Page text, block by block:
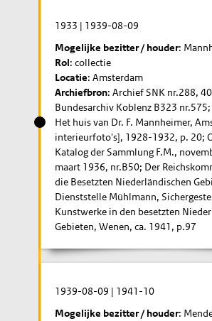
1933 | 1939-08-09
Mogelijke bezitter / houder:
Rol: collectie
Locatie: Amsterdam
Archiefbron: Archief SNK nr.288,
Bundesarchiv Koblenz B323 nr.575;
Het huis van Dr. F. Mannheimer,
interieurfoto's], 1928-1932, p. 20;
Katalog der Sammlung F.M.,
maart 1936, nr.B50; Der
die Besetzten Niederländischen
Dienststelle Mühlmann,
Kunstwerke in den besetzten
Gebieten, Wenen, ca. 1941, p.97
1939-08-09 | 1941-10
Mogelijke bezitter / houder: